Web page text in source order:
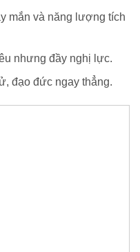
mắn và năng lượng tích
nhưng đầy nghị lực.
đạo đức ngay thẳng.